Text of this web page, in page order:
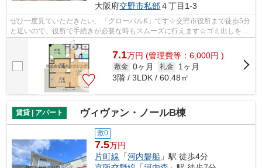
大阪府交野市私部４丁目1-3
ぜひ一度見ていただきたい、「グローバルK」です☆交野市役所まで徒歩5分
と近いので、役所で手続きが必要な時もスムーズに行えます☆ゴミ出しを楽
にするために、遠くまで行かずに済むゴ...
7.1万円 (管理費等：6,000円 )
敷金 0ヶ月 礼金
1ヶ月
3階 / 3LDK / 60.48㎡
賃貸 | アパート ヴィヴァン・ノールB棟
敷0
7.5万円
片町線 「河内磐船 」駅 徒歩4分